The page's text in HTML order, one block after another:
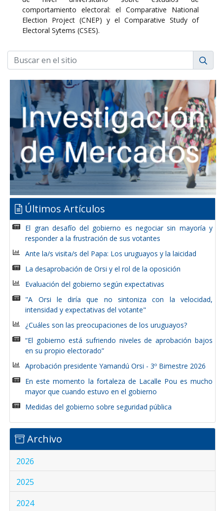
comportamiento electoral: el Comparative National
Election Project (CNEP) y el Comparative Study of
Electoral Sytems (CSES).
Últimos Artículos
El gran desafío del gobierno es negociar sin mayoría y
responder a la frustración de sus votantes
Ante la/s visita/s del Papa: Los uruguayos y la laicidad
La desaprobación de Orsi y el rol de la oposición
Evaluación del gobierno según expectativas
"A Orsi le diría que no sintoniza con la velocidad,
intensidad y expectativas del votante"
¿Cuáles son las preocupaciones de los uruguayos?
“El gobierno está sufriendo niveles de aprobación bajos
en su propio electorado”
Aprobación presidente Yamandú Orsi - 3º Bimestre 2026
En este momento la fortaleza de Lacalle Pou es mucho
mayor que cuando estuvo en el gobierno
Medidas del gobierno sobre seguridad pública
Archivo
2026
2025
2024